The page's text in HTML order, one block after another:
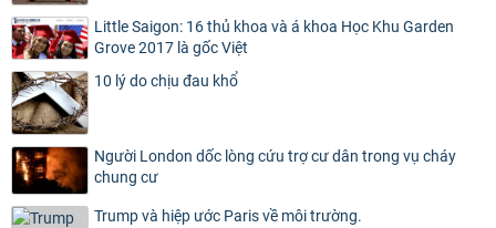
Little Saigon: 16 thủ khoa và á khoa Học Khu Garden
Grove 2017 là gốc Việt
10 lý do chịu đau khổ
Người London dốc lòng cứu trợ cư dân trong vụ cháy
chung cư
Trump và hiệp ước Paris về môi trường.